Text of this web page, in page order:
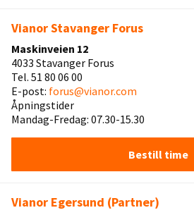
Vianor Stavanger Forus
Maskinveien 12
4033 Stavanger Forus
Tel. 51 80 06 00
E-post: forus@vianor.com
Åpningstider
Mandag-Fredag: 07.30-15.30
Bestill time
Vianor Egersund (Partner)